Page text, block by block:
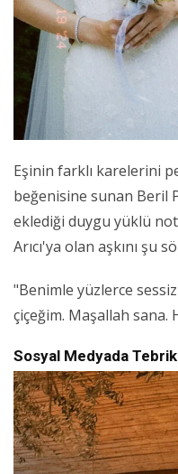
Eşinin farklı karelerini
beğenisine sunan Beril
eklediği duygu yüklü
Arıcı'ya olan aşkını şu
"Benimle yüzlerce
çiçeğim. Maşallah sana.
Sosyal Medyada